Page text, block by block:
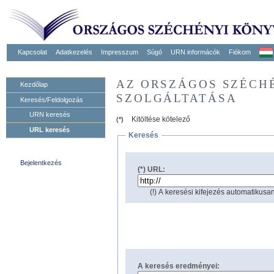
Kapcsolat Adatkezelés Impresszum Súgó URN informácók Fiókom
Kezdőlap
Keresés/Feldolgozás
URN keresés
URL keresés
Bejelentkezés
AZ ORSZÁGOS
SZOLGÁLTATÁSA
(*)
Kitöltése kötelező
Keresés
(*) URL:
(!) A keresési kifejezés
A keresés eredményei: